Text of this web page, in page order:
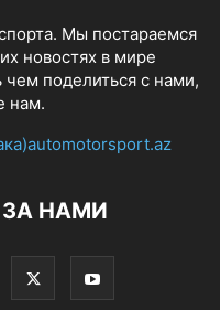
Мы постараемся
новостях в мире
чем поделиться с нами,
нам.
НАМИ